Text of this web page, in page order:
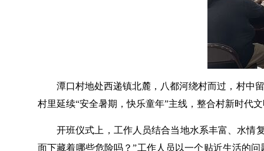
潭口村地处西递镇北麓，八都河绕村而过，村中
村里延续“安全暑期，快乐童年”主线，整合村新时代
开班仪式上，工作人员结合当地水系丰富、水情
面下藏着哪些危险吗？”工作人员以一个贴近生活的